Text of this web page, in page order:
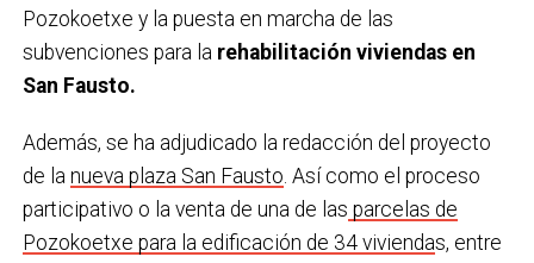
Pozokoetxe y la puesta en marcha de las
subvenciones para la rehabilitación viviendas en
San Fausto.
Además, se ha adjudicado la redacción del proyecto
de la nueva plaza San Fausto. Así como el proceso
participativo o la venta de una de las parcelas de
Pozokoetxe para la edificación de 34 viviendas, entre